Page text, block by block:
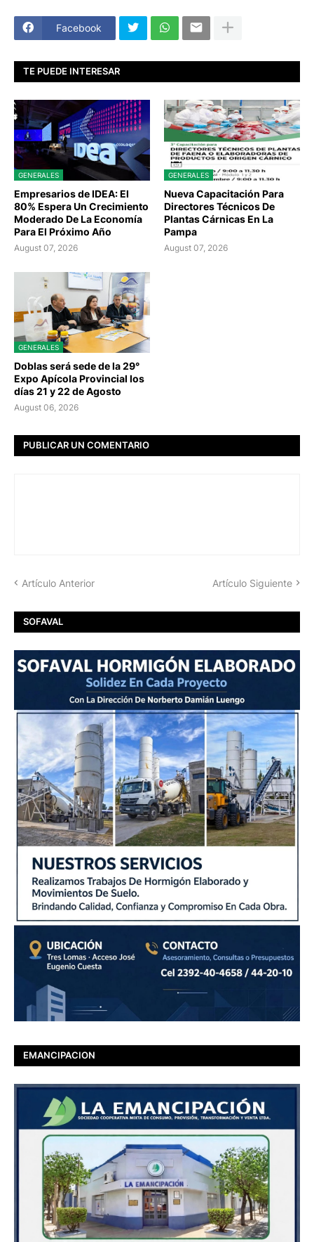
Facebook
TE PUEDE INTERESAR
GENERALES
Empresarios de IDEA: El
80% Espera Un Crecimiento
Moderado De La Economía
Para El Próximo Año
August 07, 2026
GENERALES
Nueva Capacitación Para
Directores Técnicos De
Plantas Cárnicas En La
Pampa
August 07, 2026
GENERALES
Doblas será sede de la 29°
Expo Apícola Provincial los
días 21 y 22 de Agosto
August 06, 2026
PUBLICAR UN COMENTARIO
Artículo Anterior Artículo Siguiente
SOFAVAL
EMANCIPACION